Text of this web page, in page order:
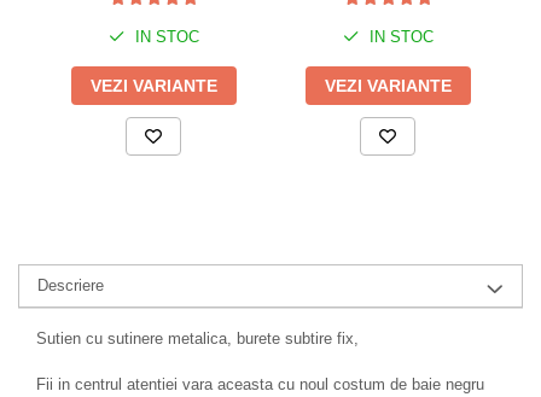
IN STOC
VEZI VARIANTE
IN STOC
VEZI VARIANTE
Descriere
Sutien cu sutinere metalica, burete subtire fix,
Fii in centrul atentiei vara aceasta cu noul costum de baie negru